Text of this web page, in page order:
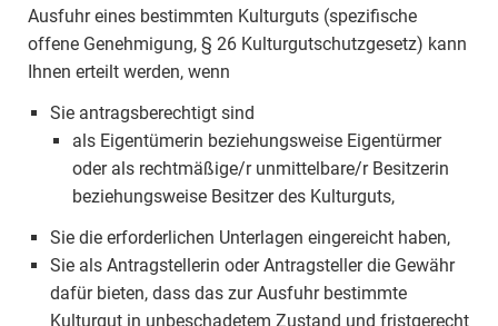
Ausfuhr eines bestimmten Kulturguts (spezifische
offene Genehmigung, § 26 Kulturgutschutzgesetz) kann
Ihnen erteilt werden, wenn
Sie antragsberechtigt sind
als Eigentümerin beziehungsweise Eigentürmer
oder als rechtmäßige/r unmittelbare/r Besitzerin
beziehungsweise Besitzer des Kulturguts,
Sie die erforderlichen Unterlagen eingereicht haben,
Sie als Antragstellerin oder Antragsteller die Gewähr
dafür bieten, dass das zur Ausfuhr bestimmte
Kulturgut in unbeschadetem Zustand und fristgerecht